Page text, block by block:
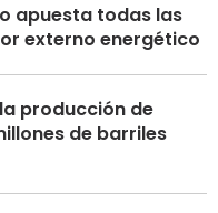
apuesta todas las
externo energético
producción de
de barriles